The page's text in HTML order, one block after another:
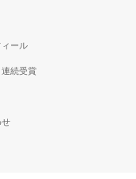
ール
連続受賞
せ